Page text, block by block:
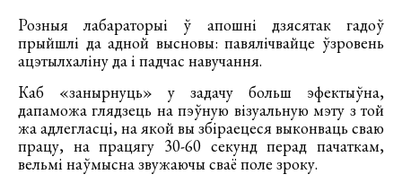
Розныя лабараторыі ў апошні дзясятак гадоў
прыйшлі да адной высновы: павялічвайце ўзровень
ацэтылхаліну да і падчас навучання.
Каб «занырнуць» у задачу больш эфектыўна,
дапаможа глядзець на пэўную візуальную мэту з той
жа адлегласці, на якой вы збіраецеся выконваць сваю
працу, на працягу 30-60 секунд перад пачаткам,
вельмі наўмысна звужаючы сваё поле зроку.